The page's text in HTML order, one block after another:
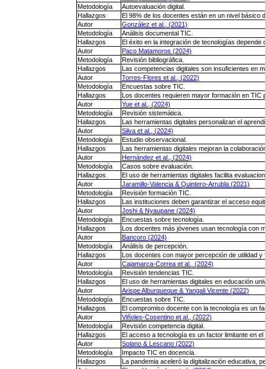
Metodología
Autoevaluación digital.
Hallazgos
El 98% de los docentes están en un nivel básico
Autor
González et al., (2021)
Metodología
Análisis documental TIC.
Hallazgos
El éxito en la integración de tecnologías depende
Autor
Paco Matamoros (2024)
Metodología
Revisión bibliográfica.
Hallazgos
Las competencias digitales son insuficientes en
Autor
Torres-Flores et al., (2022)
Metodología
Encuestas sobre TIC.
Hallazgos
Los docentes requieren mayor formación en TIC
Autor
Yue et al., (2024)
Metodología
Revisión sistemática.
Hallazgos
Las herramientas digitales personalizan el
Autor
Silva et al., (2024)
Metodología
Estudio observacional.
Hallazgos
Las herramientas digitales mejoran la
Autor
Hernández et al., (2024)
Metodología
Casos sobre evaluación.
Hallazgos
El uso de herramientas digitales facilita
Autor
Jaramillo-Valencia & Quintero-Arrubla (2021)
Metodología
Revisión formación TIC.
Hallazgos
Las instituciones deben garantizar el acceso
Autor
Joshi & Nyaupane (2024)
Metodología
Encuestas sobre tecnología.
Hallazgos
Los docentes más jóvenes usan tecnología con
Autor
Bancoro (2024)
Metodología
Análisis de percepción.
Hallazgos
Los docentes con mayor percepción de utilidad
Autor
Cajamarca-Correa et al., (2024)
Metodología
Revisión tendencias TIC.
Hallazgos
El uso de herramientas digitales en educación
Autor
Arispe Alburqueque & Yangali Vicente (2022)
Metodología
Encuestas sobre TIC.
Hallazgos
El compromiso docente con la tecnología es un
Autor
Viñoles-Cosentino et al., (2022)
Metodología
Revisión competencia digital.
Hallazgos
El acceso a tecnología es un factor limitante en
Autor
Solano & Lescano (2022)
Metodología
Impacto TIC en docencia.
Hallazgos
La pandemia aceleró la digitalización educativa,